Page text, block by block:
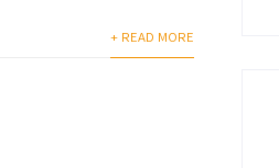
+ READ MORE